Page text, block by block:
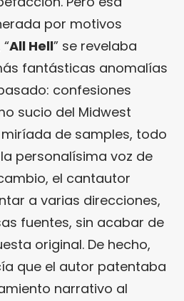
por motivos
All Hell” se revelaba
fantásticas anomalías
confesiones
sucio del Midwest
de samples, todo
personalísima voz de
el cantautor
a varias direcciones,
fuentes, sin acabar de
original. De hecho,
que el autor patentaba
narrativo al